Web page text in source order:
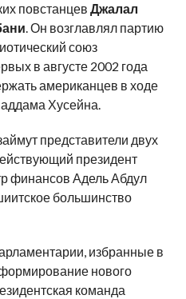
повстанцев Джалал
. Он возглавлял партию
союз
в августе 2002 года
американцев в ходе
Хусейна.
представители двух
президент
финансов Адель Абдул
большинство
избранные в
нового
команда